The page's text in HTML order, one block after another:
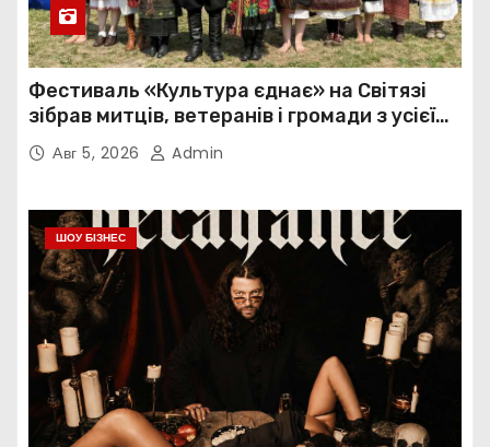
Фестиваль «Культура єднає» на Світязі
зібрав митців, ветеранів і громади з усієї
України
Авг 5, 2026 Admin
ШОУ БІЗНЕС